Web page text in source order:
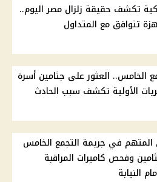
تكشف حقيقة زلزال مصر اليوم..
تتوافق مع المتداول
الخامس.. العثور على جثامين أسرة
الأولية تكشف سبب الحادث
في جريمة التجمع الخامس
وفحص كاميرات المراقبة
النيابة